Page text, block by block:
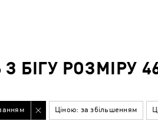
БІГУ РОЗМІРУ
Ціною: за збільшенням